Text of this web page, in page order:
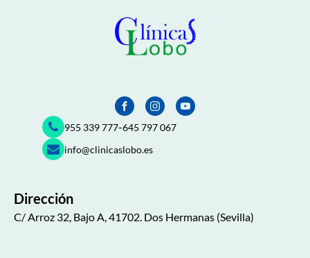
955 339 777-645 797 067
info@clinicaslobo.es
Dirección
C/ Arroz 32, Bajo A, 41702. Dos Hermanas (Sevilla)